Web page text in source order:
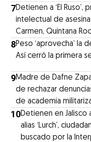
7Detienen a ‘El Ruso’,
intelectual de
Carmen, Quintana
8Peso ‘aprovecha’ la
Así cerró la primera
9Madre de Dafne
de rechazar
de academia
10Detienen en Jalisco
alias ‘Lurch’,
buscado por la